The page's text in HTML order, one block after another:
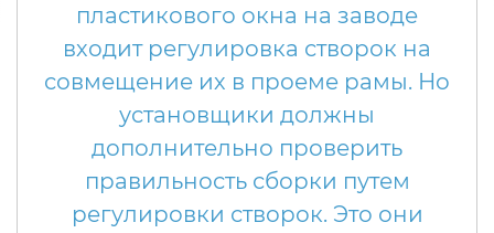
пластикового окна на заводе
входит регулировка створок на
совмещение их в проеме рамы. Но
установщики должны
дополнительно проверить
правильность сборки путем
регулировки створок. Это они